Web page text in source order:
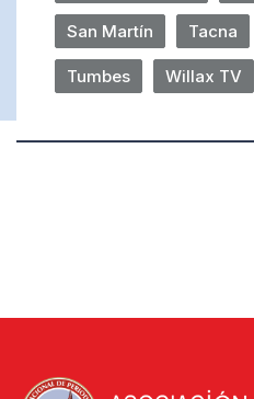
San Martín Tacna
Tumbes Willax TV